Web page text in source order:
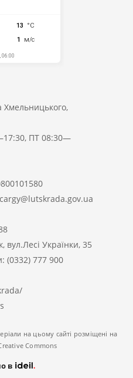
Хмельницького,
ПТ 08:30—
Українки, 35
(0332) 777 900
на цьому сайті розміщені на
Commons
в